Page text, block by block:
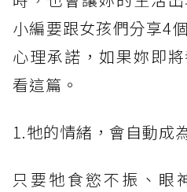
小編要跟女孩們分享4
心理承諾，如果妳即
看這篇。
1.牠的情緒，會自動成
只要牠食慾不振、眼